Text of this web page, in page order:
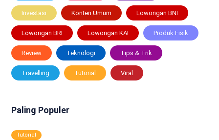
Investasi Konten Umum Lowongan BNI
Lowongan BRI Lowongan KAI Produk Fisik
Review Teknologi Tips & Trik
Travelling Tutorial Viral
Paling Populer
Tutorial